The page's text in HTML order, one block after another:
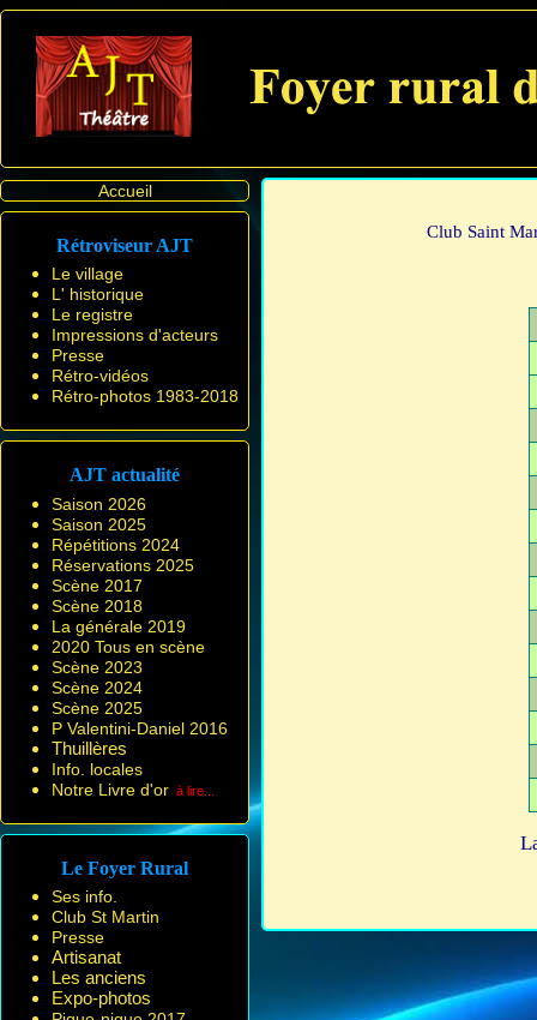
Accueil
Rétroviseur AJT
Le village
L' historique
Le registre
Impressions d'acteurs
Presse
Rétro-vidéos
Rétro-photos 1983-2018
AJT actualité
Saison 2026
Saison 2025
Répétitions 2024
Réservations 2025
Scène 2017
Scène 2018
La générale 2019
2020 Tous en scène
Scène 2023
Scène 2024
Scène 2025
P Valentini-Daniel 2016
Thuillères
Info. locales
Notre Livre d'or à lire...
Le Foyer Rural
Ses info.
Club St Martin
Presse
Artisanat
Les anciens
Expo-photos
Club Saint